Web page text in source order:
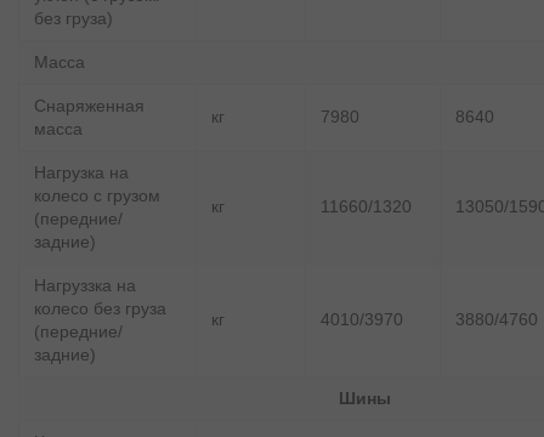
без груза)
Масса
Снаряженная
масса
кг 7980 8640
Нагрузка на
колесо с грузом
(передние/
задние)
кг 11660/1320 13050/
Нагруззка на
колесо без груза
(передние/
задние)
кг 4010/3970 3880/4760
Шины